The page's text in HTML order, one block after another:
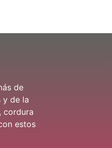
de
y de la
cordura
estos